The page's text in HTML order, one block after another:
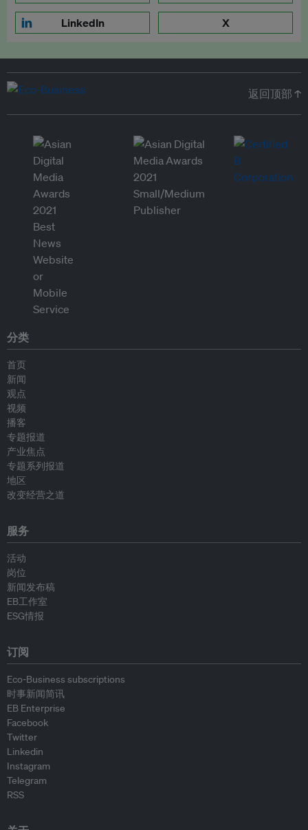
LinkedIn X
返回顶部 ↑
分类
首页
新闻
观点
视频
播客
专题报道
产业焦点
专题系列报道
地区
改变经营之道
服务
活动
岗位
新闻发布稿
EB工作室
ESG情报
订阅
Eco-Business subscriptions
时事新闻简讯
EB Enterprise
Facebook
Twitter
Linkedin
Instagram
Telegram
RSS